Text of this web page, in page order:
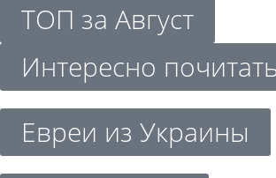
ТОП за Август
Интересно
Евреи из Украины